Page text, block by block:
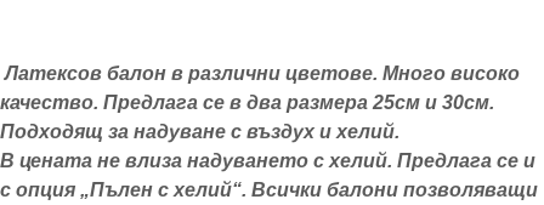
Латексов балон в различни цветове. Много високо
качество. Предлага се в два размера 25см и 30см.
Подходящ за надуване с въздух и хелий.
В цената не влиза надуването с хелий. Предлага се и
с опция „Пълен с хелий“. Всички балони позволяващи